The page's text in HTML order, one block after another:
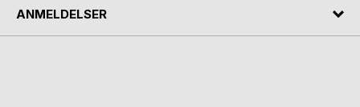
ANMELDELSER